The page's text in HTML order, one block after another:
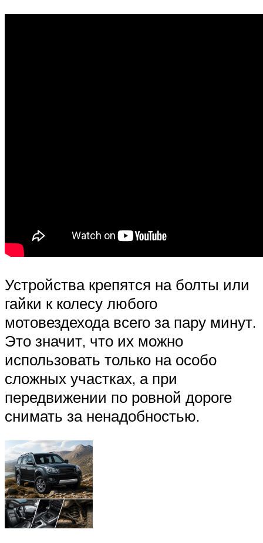
Устройства крепятся на болты или
гайки к колесу любого
мотовездехода всего за пару минут.
Это значит, что их можно
использовать только на особо
сложных участках, а при
передвижении по ровной дороге
снимать за ненадобностью.